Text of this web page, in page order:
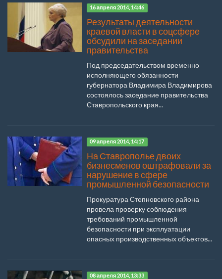
16 апреля 2014, 14:46
Результаты деятельности
краевой власти в соцсфере
обсудили на заседании
правительства
Под председательством временно
исполняющего обязанности
губернатора Владимира Владимирова
состоялось заседание правительства
Ставропольского края...
09 апреля 2014, 14:17
На Ставрополье двоих
бизнесменов оштрафовали за
нарушение в сфере
промышленной безопасности
Прокуратура Степновского района
провела проверку соблюдения
требований промышленной
безопасности при эксплуатации
опасных производственных объектов...
08 апреля 2014, 13:33